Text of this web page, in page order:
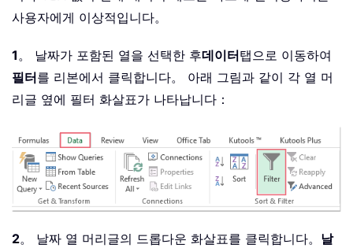
사용자에게 이상적입니다。
1。 날짜가 포함된 열을 선택한 후데이터탭으로 이동하여
필터를 리본에서 클릭합니다。 아래 그림과 같이 각 열 머
리글 옆에 필터 화살표가 나타납니다：
2。 날짜 열 머리글의 드롭다운 화살표를 클릭합니다。 날